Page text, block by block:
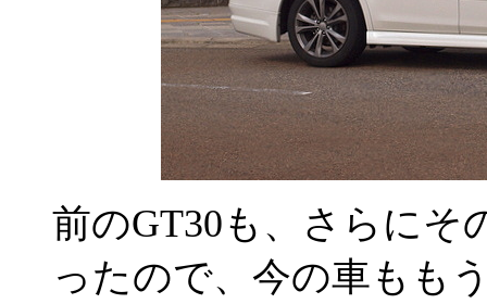
前のGT30も、さらにそ
ったので、今の車もも